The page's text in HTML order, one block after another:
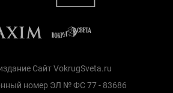
Сайт VokrugSveta.ru
номер ЭЛ № ФС 77 - 83686